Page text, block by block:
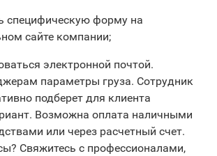
специфическую форму на
сайте компании;
электронной почтой.
параметры груза. Сотрудник
подберет для клиента
Возможна оплата наличными
или через расчетный счет.
Свяжитесь с профессионалами,